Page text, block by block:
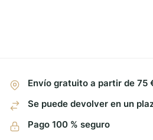
Envío gratuito a partir de 75
Se puede devolver en un
Pago 100 % seguro